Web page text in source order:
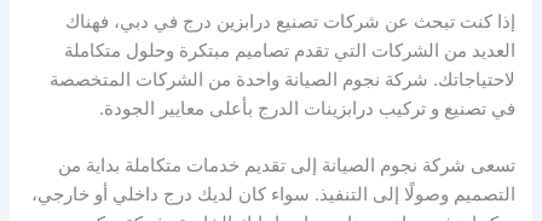
إذا كنت تبحث عن شركات تصنيع درابزين درج في دبي، فهناك
العديد من الشركات التي تقدم تصاميم مبتكرة وحلول متكاملة
لاحتياجاتك. شركة نجوم الصيانة واحدة من الشركات المتخصصة
في تصنيع و تركيب درابزينات الدرج بأعلى معايير الجودة.
تسعى شركة نجوم الصيانة إلى تقديم خدمات متكاملة بداية من
التصميم وصولًا إلى التنفيذ. سواء كان لديك درج داخلي أو خارجي،